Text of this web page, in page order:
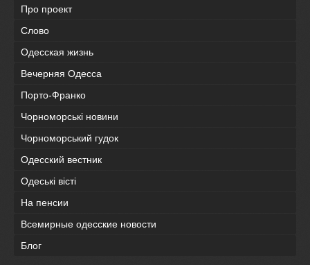
Про проект
Слово
Одесская жизнь
Вечерняя Одесса
Порто-Франко
Чорноморські новини
Чорноморський гудок
Одесский вестник
Одеськi вiстi
На пенсии
Всемирные одесские новости
Блог